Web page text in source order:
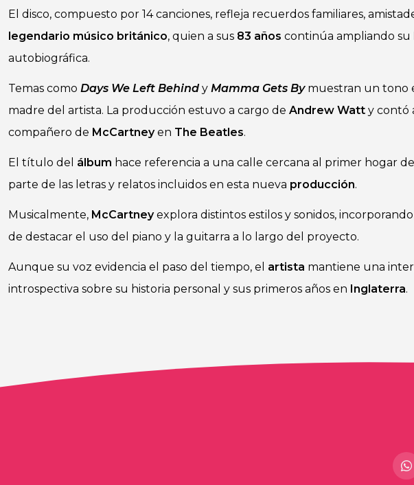
El disco, compuesto por 14 canciones, refleja recuerdos familiares,
legendario músico británico, quien a sus 83 años continúa ampliando su
autobiográfica.
Temas como Days We Left Behind y Mamma Gets Bymuestran un tono
madre del artista. La producción estuvo a cargo de Andrew Watt y contó
compañero de McCartneyen The Beatles.
El título del álbum hace referencia a una calle cercana al primer hogar del
parte de las letras y relatos incluidos en esta nueva producción.
Musicalmente, McCartneyexplora distintos estilos y sonidos,
de destacar el uso del piano y la guitarra a lo largo del proyecto.
Aunque su voz evidencia el paso del tiempo, el artista mantiene una
introspectiva sobre su historia personal y sus primeros años en Inglaterra.